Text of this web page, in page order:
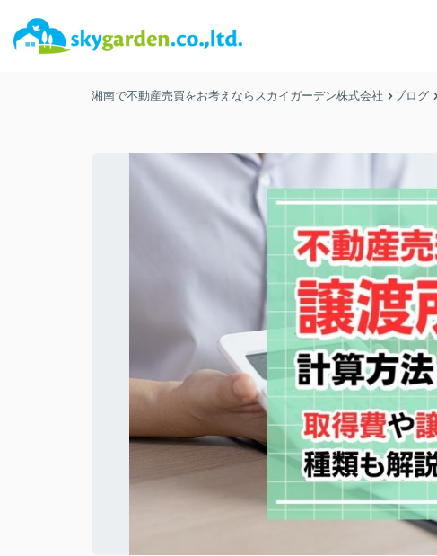
湘南で不動産売買をお考えならスカイガーデン株式会社 ブログ